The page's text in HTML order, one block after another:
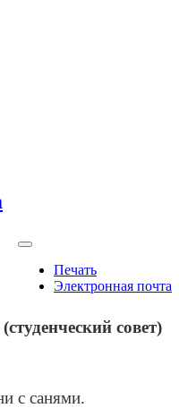
Печать
Электронная почта
совет)
с санями.